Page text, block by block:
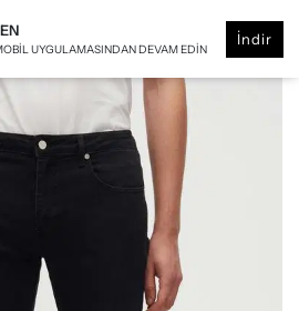
UYGULAMASINDAN DEVAM EDIN
İndir